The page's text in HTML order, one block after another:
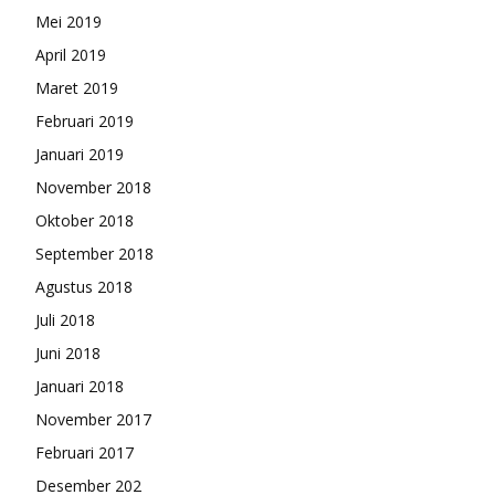
Mei 2019
April 2019
Maret 2019
Februari 2019
Januari 2019
November 2018
Oktober 2018
September 2018
Agustus 2018
Juli 2018
Juni 2018
Januari 2018
November 2017
Februari 2017
Desember 202